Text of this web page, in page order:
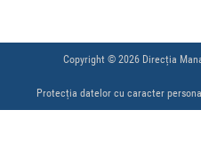
Copyright © 2026 Direcția
Protecția datelor cu caracter personal